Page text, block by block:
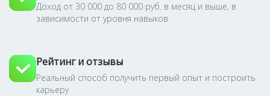
Доход от 30 000 до 80 000 руб. в месяц и выше, в
зависимости от уровня навыков
Рейтинг и отзывы
Реальный способ получить первый опыт и построить
карьеру